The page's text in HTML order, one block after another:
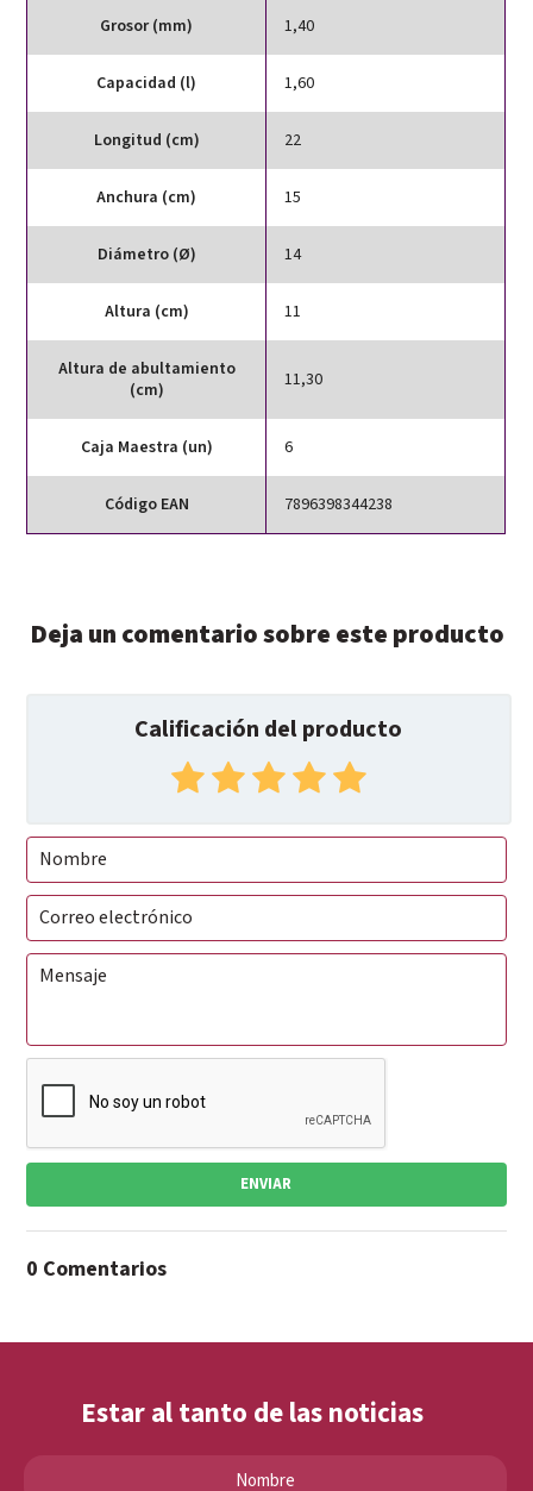
Grosor (mm) 1,40
Capacidad (l) 1,60
Longitud (cm) 22
Anchura (cm) 15
Diámetro (Ø) 14
Altura (cm) 11
Altura de abultamiento
(cm)
11,30
Caja Maestra (un) 6
Código EAN 7896398344238
Deja un comentario sobre este producto
Calificación del producto
ENVIAR
0 Comentarios
Estar al tanto de las noticias